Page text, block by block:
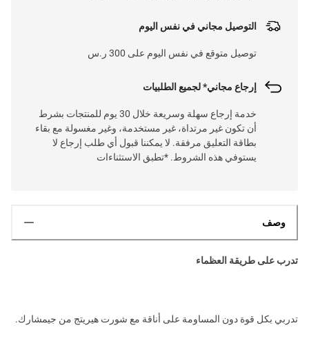
التوصيل مجاني في نفس اليوم
توصيل متوقع في نفس اليوم على 300 ر.س
إرجاع مجاني* لجميع الطلبيات
خدمة إرجاع سهلة وسريعة خلال 30 يوم للمنتجات بشرط
أن تكون غير مرتداة، غير مستخدمة، وغير مغسولة مع بقاء
بطاقة التعليق مرفقة. لا يمكننا قبول أي طلب إرجاع لا
يستوفي هذه الشروط. *تطبق الاستثناءات
وصف
تدرب على طريقة العظماء
تدربي بكل قوة دون المساومة على أناقة مع شورت هيريتج من جيمشارك.